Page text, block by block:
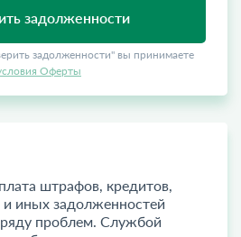
задолженности
задолженности" вы принимаете
Оферты
штрафов, кредитов,
и иных задолженностей
проблем. Службой